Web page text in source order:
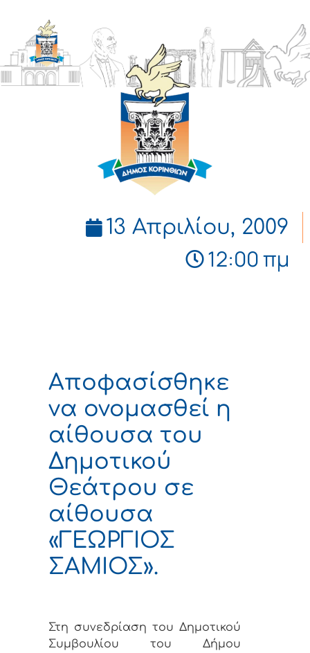
ΔΗΜΟΣ
ΚΟΡΙΝΘΙΩΝ
13 Απριλίου, 2009
12:00 πμ
Aποφασίσθηκε
να ονομασθεί η
αίθουσα του
Δημοτικού
Θεάτρου σε
αίθουσα
«ΓΕΩΡΓΙΟΣ
ΣΑΜΙΟΣ».
Στη συνεδρίαση του Δημοτικού
Συμβουλίου του Δήμου